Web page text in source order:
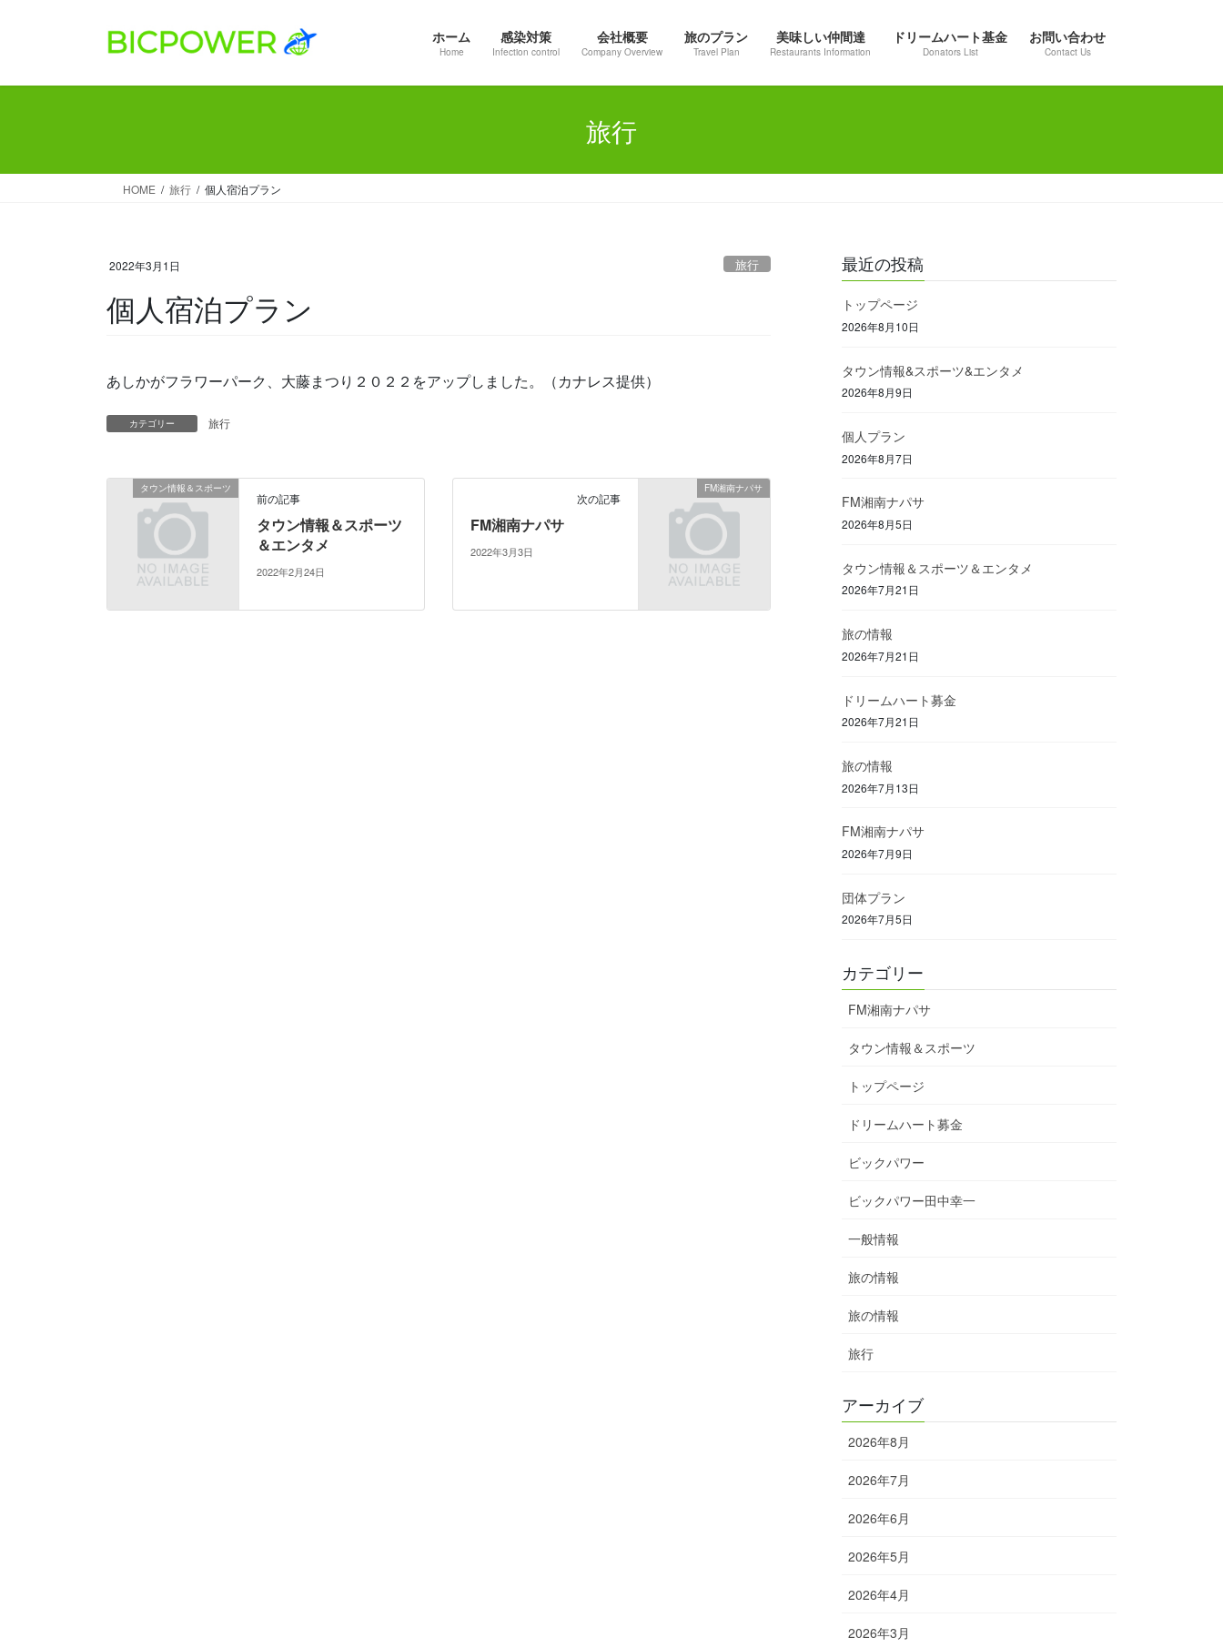
ホーム
Home
感染対策
Infection control
会社概要
Company Overview
旅のプラン
Travel Plan
美味しい仲間達
Restaurants Information
ドリームハート基金
Donators List
お問い合わせ
Contact Us
旅行
HOME 旅行 個人宿泊プラン
2022年3月1日 旅行
個人宿泊プラン
あしかがフラワーパーク、大藤まつり２０２２をアップしました。（カナレス提供）
カテゴリー 旅行
タウン情報＆スポーツ
前の記事
タウン情報＆スポーツ
＆エンタメ
2022年2月24日
FM湘南ナパサ
次の記事
FM湘南ナパサ
2022年3月3日
最近の投稿
トップページ
2026年8月10日
タウン情報&スポーツ&エンタメ
2026年8月9日
個人プラン
2026年8月7日
FM湘南ナパサ
2026年8月5日
タウン情報＆スポーツ＆エンタメ
2026年7月21日
旅の情報
2026年7月21日
ドリームハート募金
2026年7月21日
旅の情報
2026年7月13日
FM湘南ナパサ
2026年7月9日
団体プラン
2026年7月5日
カテゴリー
FM湘南ナパサ
タウン情報＆スポーツ
トップページ
ドリームハート募金
ビックパワー
ビックパワー田中幸一
一般情報
旅の情報
旅の情報
旅行
アーカイブ
2026年8月
2026年7月
2026年6月
2026年5月
2026年4月
2026年3月